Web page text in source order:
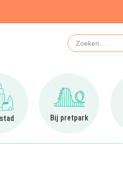
Zoeken
naar In de stad
Bij pretpark
Ga naar Bij